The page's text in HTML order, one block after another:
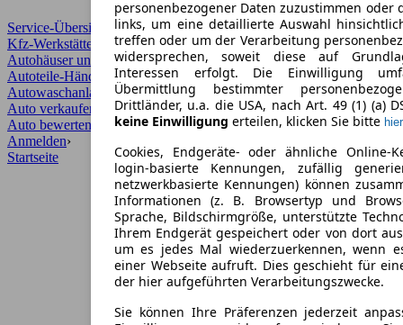
Service-Übersicht
Kfz-Werkstätten
Autohäuser und Händler
Autoteile-Händler
Autowaschanlagen
Auto verkaufen
Auto bewerten
Anmelden›
personenbezogener Daten zuzustimmen oder
links, um eine detaillierte Auswahl
treffen oder um der Verarbeitung
widersprechen, soweit diese auf
Interessen erfolgt. Die Einwilligung
Übermittlung bestimmter
Drittländer, u.a. die USA, nach Art. 49 (1) (a)
keine Einwilligung erteilen, klicken Sie bitte hier
Cookies, Endgeräte- oder ähnliche Online-
login-basierte Kennungen, zufällig
netzwerkbasierte Kennungen) können
Informationen (z. B. Browsertyp und
Sprache, Bildschirmgröße, unterstützte
Ihrem Endgerät gespeichert oder von dort
um es jedes Mal wiederzuerkennen, wenn
einer Webseite aufruft. Dies geschieht für
der hier aufgeführten Verarbeitungszwecke.
Sie können Ihre Präferenzen jederzeit
Startseite